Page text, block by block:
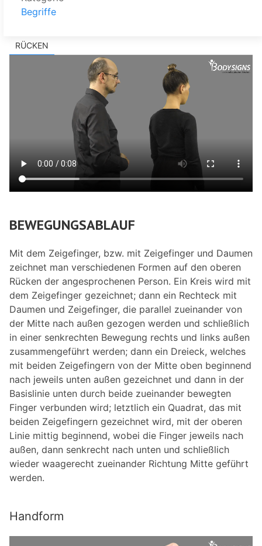
RÜCKEN
BEWEGUNGSABLAUF
Mit dem Zeigefinger, bzw. mit Zeigefinger und Daumen
zeichnet man verschiedenen Formen auf den oberen
Rücken der angesprochenen Person. Ein Kreis wird mit
dem Zeigefinger gezeichnet; dann ein Rechteck mit
Daumen und Zeigefinger, die parallel zueinander von
der Mitte nach außen gezogen werden und schließlich
in einer senkrechten Bewegung rechts und links außen
zusammengeführt werden; dann ein Dreieck, welches
mit beiden Zeigefingern von der Mitte oben beginnend
nach jeweils unten außen gezeichnet und dann in der
Basislinie unten durch beide zueinander bewegten
Finger verbunden wird; letztlich ein Quadrat, das mit
beiden Zeigefingern gezeichnet wird, mit der oberen
Linie mittig beginnend, wobei die Finger jeweils nach
außen, dann senkrecht nach unten und schließlich
wieder waagerecht zueinander Richtung Mitte geführt
werden.
Handform
Begriffe